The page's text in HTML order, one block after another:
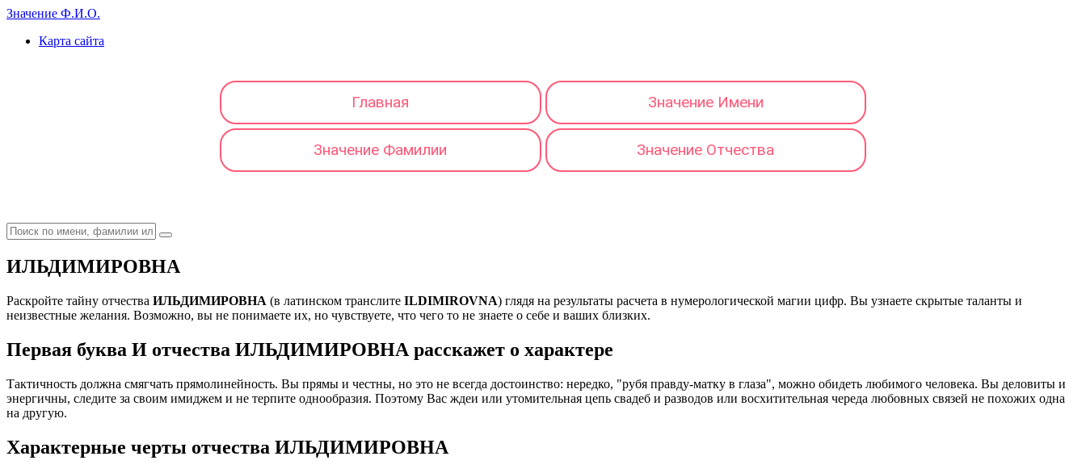
Значение Ф.И.О.
Карта сайта
Главная Значение Имени
Значение Фамилии Значение Отчества
ИЛЬДИМИРОВНА
Раскройте тайну отчества ИЛЬДИМИРОВНА (в латинском транслите ILDIMIROVNA) глядя на результаты расчета в нумерологической магии цифр. Вы узнаете скрытые таланты и
неизвестные желания. Возможно, вы не понимаете их, но чувствуете, что чего то не знаете о себе и ваших близких.
Первая буква И отчества ИЛЬДИМИРОВНА расскажет о характере
Тактичность должна смягчать прямолинейность. Вы прямы и честны, но это не всегда достоинство: нередко, "рубя правду-матку в глаза", можно обидеть любимого человека. Вы деловиты и
энергичны, следите за своим имиджем и не терпите однообразия. Поэтому Вас ждеи или утомительная цепь свадеб и разводов или восхитительная череда любовных связей не похожих одна
на другую.
Характерные черты отчества ИЛЬДИМИРОВНА